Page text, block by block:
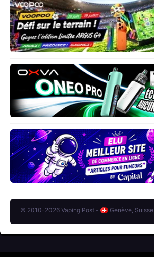
© 2010-2026 Vaping Post - Genève, Suisse